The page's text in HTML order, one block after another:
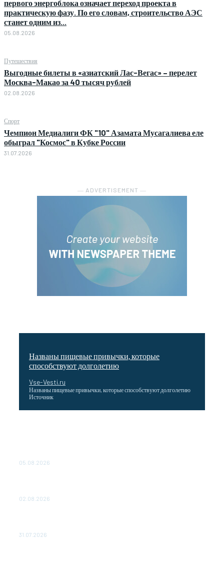
первого энергоблока означает переход проекта в
практическую фазу. По его словам, строительство АЭС
станет одним из...
05.08.2026
Путешествия
Выгодные билеты в «азиатский Лас-Вегас» – перелет
Москва-Макао за 40 тысяч рублей
02.08.2026
Спорт
Чемпион Медиалиги ФК "10" Азамата Мусагалиева еле
обыграл "Космос" в Кубке России
31.07.2026
― ADVERTISEMENT ―
Названы пищевые привычки, которые
способствуют долголетию
Vse-Vesti.ru
Названы пищевые привычки, которые способствуют долголетию
Источник
05.08.2026
02.08.2026
31.07.2026